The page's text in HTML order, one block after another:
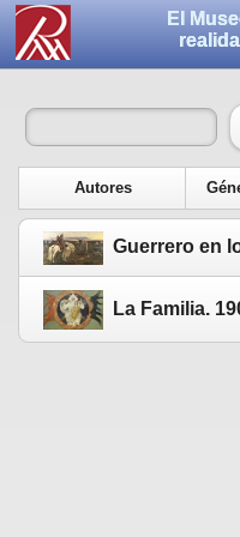
El
Autores
Guerrero en
La Familia.